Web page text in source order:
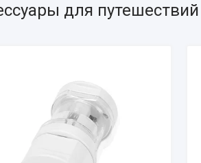
для путешествий